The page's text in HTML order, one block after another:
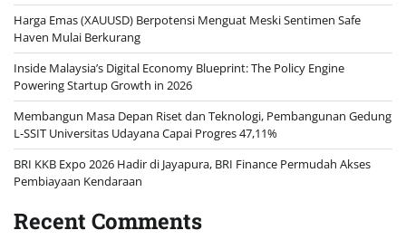
Harga Emas (XAUUSD) Berpotensi Menguat Meski Sentimen Safe
Haven Mulai Berkurang
Inside Malaysia’s Digital Economy Blueprint: The Policy Engine
Powering Startup Growth in 2026
Membangun Masa Depan Riset dan Teknologi, Pembangunan Gedung
L-SSIT Universitas Udayana Capai Progres 47,11%
BRI KKB Expo 2026 Hadir di Jayapura, BRI Finance Permudah Akses
Pembiayaan Kendaraan
Recent Comments